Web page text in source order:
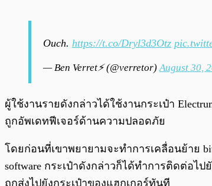
Ouch. https://t.co/Dryl3d3Otz
— Ben Verret⚡ (@verretor)August 30,
ผู้ใช้งานรายดังกล่าวได้ใช้งานกระเป๋า
ถูกอัพเดทฟีเจอร์ด้านความปลอดภัย
โดยก่อนที่เขาพยายามจะทำการเคลื่อนย้าย
software กระเป๋าดังกล่าวก็ได้ทำการติดต่อไ
ถูกส่งไปยังกระเป๋าของแฮกเกอร์ทันที